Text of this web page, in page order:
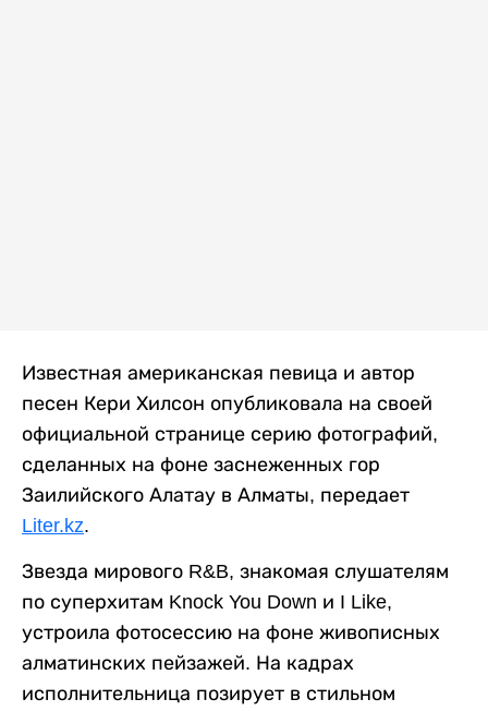
Известная американская певица и автор
песен Кери Хилсон опубликовала на своей
официальной странице серию фотографий,
сделанных на фоне заснеженных гор
Заилийского Алатау в Алматы, передает
Liter.kz.
Звезда мирового R&B, знакомая слушателям
по суперхитам Knock You Down и I Like,
устроила фотосессию на фоне живописных
алматинских пейзажей. На кадрах
исполнительница позирует в стильном